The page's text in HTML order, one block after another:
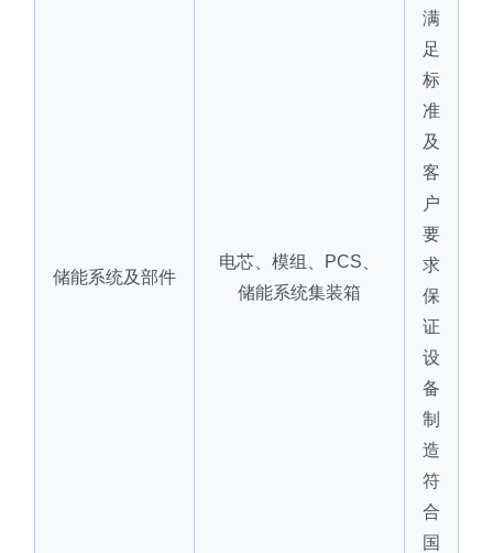
满
足
标
准
及
客
户
要
求
保
证
设
备
制
造
符
合
国
储能系统及部件
电芯、模组、PCS、
储能系统集装箱